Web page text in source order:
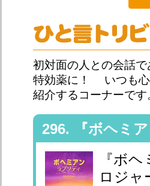
初対面の人との会話
特効薬に！ いつも心
紹介するコーナーです
296. 『ボヘミ
『ボ
ロジャ